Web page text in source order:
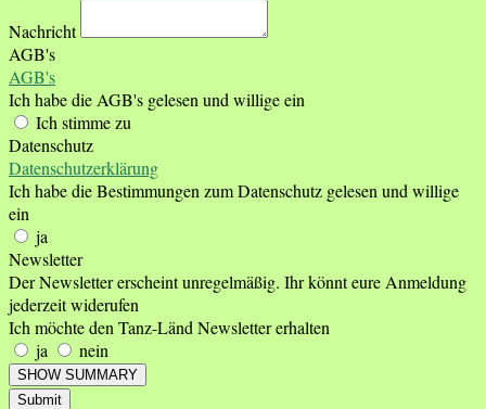
Nachricht
AGB's
AGB's
Ich habe die AGB's gelesen und willige ein
Ich stimme zu
Datenschutz
Datenschutzerklärung
Ich habe die Bestimmungen zum Datenschutz gelesen und willige
ein
ja
Newsletter
Der Newsletter erscheint unregelmäßig. Ihr könnt eure Anmeldung
jederzeit widerufen
Ich möchte den Tanz-Länd Newsletter erhalten
ja
nein
SHOW SUMMARY
Submit